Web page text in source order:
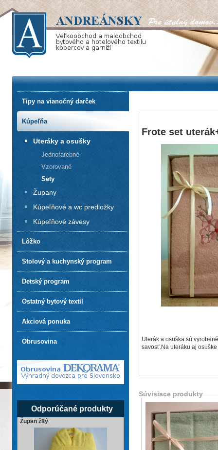
Tipy na vianočný darček
Kúpeľňa
Uteráky a osušky
Jednofarebné
Vzorované
Sety
Župany
Kúpeľňové a wc predložky
Kúpeľňové závesy
Lôžko
Stolový a kuchynský program
Detský program
Ostatný bytový textil
Akciová ponuka
Obrusovina
Odporúčané produkty
Župan žltý
Frote set
Uterák a osuška sú
savosť.Na uteráku aj
Súvisiace produkty